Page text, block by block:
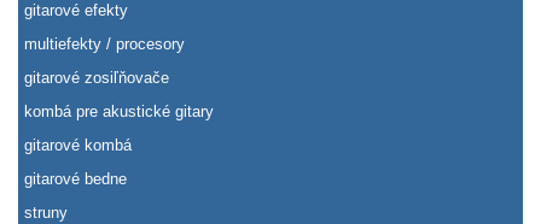
gitarové efekty
multiefekty / procesory
gitarové zosiľňovače
kombá pre akustické gitary
gitarové kombá
gitarové bedne
struny